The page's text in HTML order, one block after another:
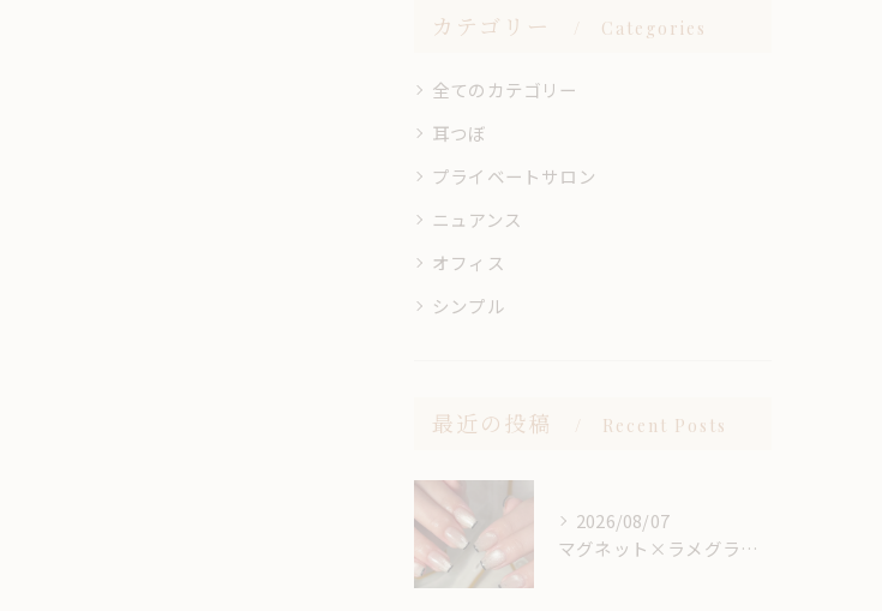
カテゴリー Categories
全てのカテゴリー
耳つぼ
プライベートサロン
ニュアンス
オフィス
シンプル
最近の投稿 Recent Posts
2026/08/07
マグネット×ラメグラベースにスキニーフレンチ🖤🎶